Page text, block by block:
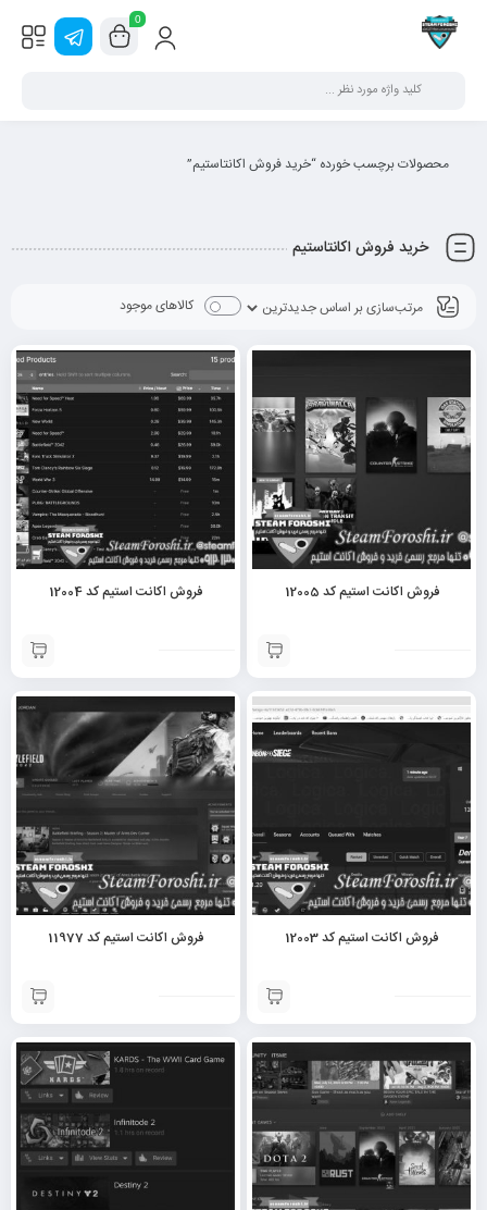
0
محصولات برچسب خورده “خريد فروش اکانتاستیم”
خريد فروش اکانتاستیم
کالاهای موجود
فروش اکانت استیم کد 12005 فروش اکانت استیم کد 12004
فروش اکانت استیم کد 12003 فروش اکانت استیم کد 11977